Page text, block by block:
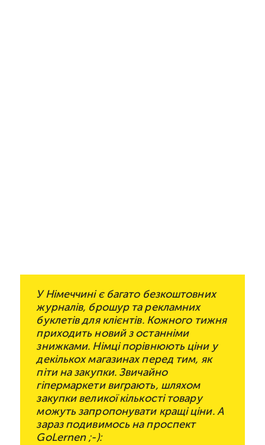
У Німеччині є багато безкоштовних
журналів, брошур та рекламних
буклетів для клієнтів. Кожного тижня
приходить новий з останніми
знижками. Німці порівнюють ціни у
декількох магазинах перед тим, як
піти на закупки. Звичайно
гіпермаркети виграють, шляхом
закупки великої кількості товару
можуть запропонувати кращі ціни. А
зараз подивимось на проспект
GoLernen ;-):